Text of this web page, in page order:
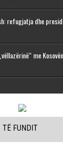
refugjatja dhe
me
TË FUNDIT